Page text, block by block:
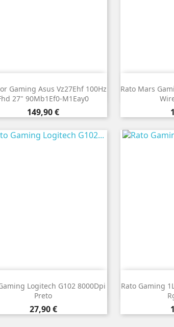
Gaming Asus Vz27Ehf 100Hz
27" 90Mb1Ef0-M1Eay0
Preço
149,90 €
 Vista rápida
Rato Mars
Logitech G102 8000Dpi
Preto
Preço
27,90 €
 Vista rápida
Rato Gaming
